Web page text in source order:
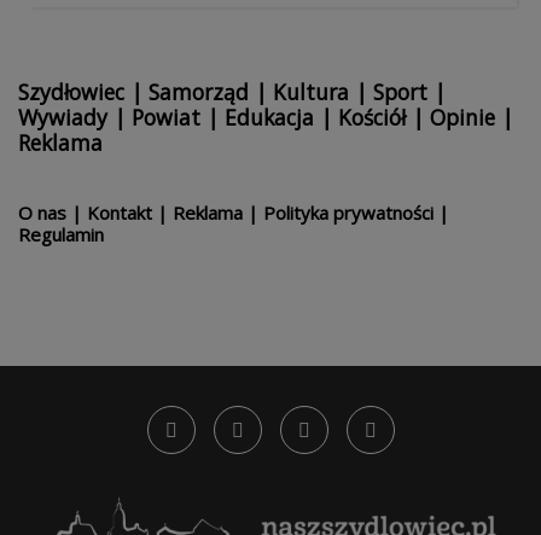
Szydłowiec | Samorząd | Kultura | Sport |
Wywiady| Powiat | Edukacja | Kościół| Opinie |
Reklama
O nas | Kontakt | Reklama | Polityka prywatności |
Regulamin